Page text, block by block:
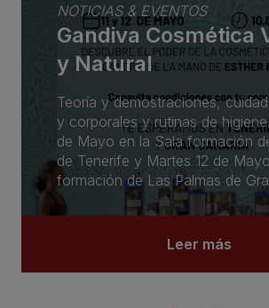
NOTICIAS & EVENTOS
Gandiva Cosmética
y Natural
Teoría y demostraciones,
y corporales y rutinas de
de Mayo en la Sala formación
de Tenerife y Martes 12 de
formación de Las Palmas de
de 10.00-18.00 aproximadamente.
Leer más